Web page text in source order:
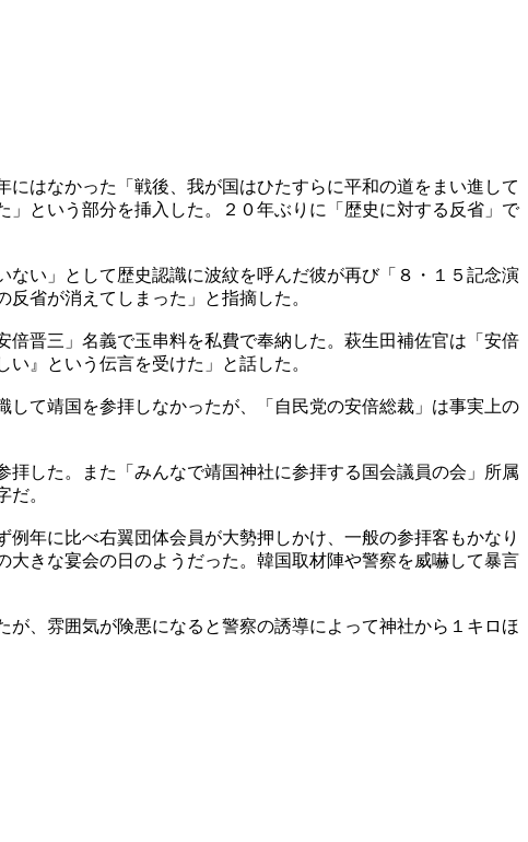
はなかった「戦後、我が国はひたすらに平和の道をまい進して
という部分を挿入した。２０年ぶりに「歴史に対する反省」で
い」として歴史認識に波紋を呼んだ彼が再び「８・１５記念演
省が消えてしまった」と指摘した。
晋三」名義で玉串料を私費で奉納した。萩生田補佐官は「安倍
』という伝言を受けた」と話した。
して靖国を参拝しなかったが、「自民党の安倍総裁」は事実上の
した。また「みんなで靖国神社に参拝する国会議員の会」所属
。
年に比べ右翼団体会員が大勢押しかけ、一般の参拝客もかなり
きな宴会の日のようだった。韓国取材陣や警察を威嚇して暴言
、雰囲気が険悪になると警察の誘導によって神社から１キロほ